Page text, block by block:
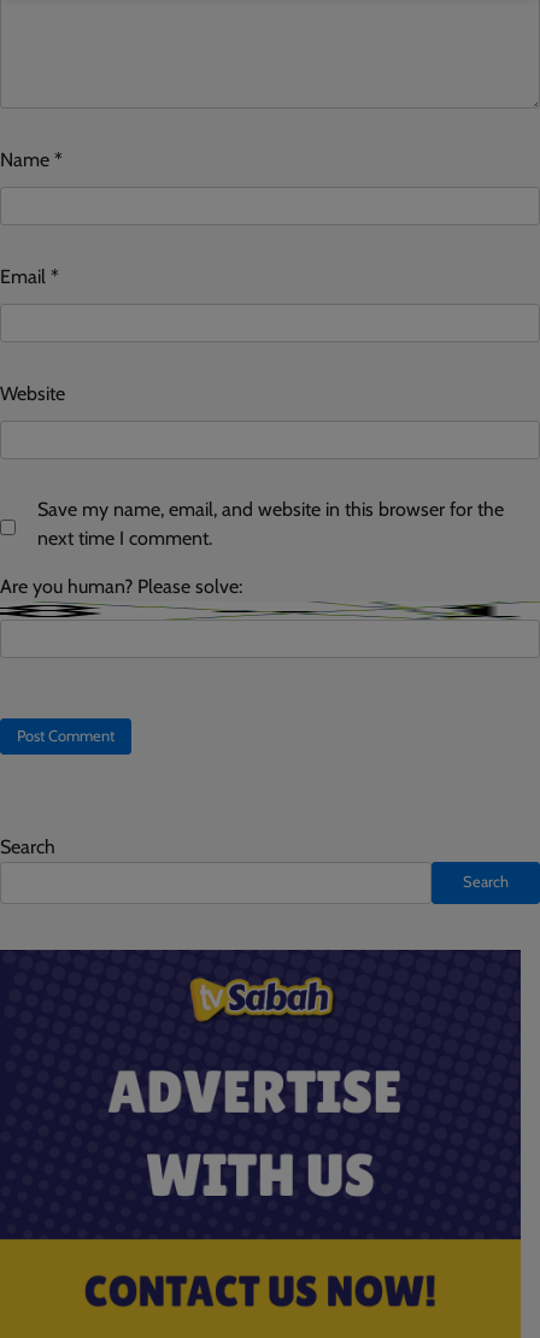
Name *
Email *
Website
Save my name, email, and website in this browser for the
next time I comment.
Are you human? Please solve:
Search
Search